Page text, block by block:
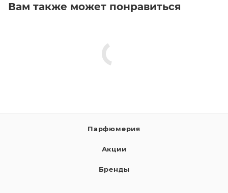
Вам также может понравиться
Парфюмерия
Акции
Бренды